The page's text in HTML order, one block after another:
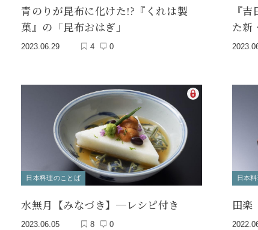
青のりが昆布に化けた!?『くれは製
菓』の「昆布おはぎ」
2023.06.29 4 0
『
た新
日本料理のことば
水無月【みなづき】─レシピ付き
2023.06.05 8 0
日本
田楽